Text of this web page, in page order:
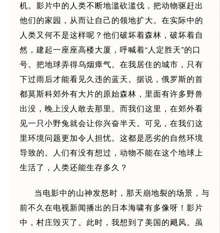
机。影片中的人类不断地滥砍滥伐，把动物驱赶出
他们的家园，从而让自己的领地扩大。在实际中的
人类又何不是这样呢？他们破坏着森林，破坏着自
然，建起一座座高楼大厦，呼喊着“人定胜天”的口
号。把地球弄得乌烟瘴气。在我居住的城市，只有
下过雨后才能看见久违的蓝天。据说，俄罗斯的首
都莫斯科郊外有大片的原始森林，里面有许多野兽
出没，晚上没人敢去那里。而我们这里，在郊外看
见一只小野兔就会让你兴奋半天。可见，在我们这
里环境问题更加令人担忧。这都是恶劣的自然环境
导致的。人们有没有想过，动物不能在这个地球上
生活了，人类还能生存多久？
当电影中的山神发怒时，那天崩地裂的场景，与
前不久在电视新闻播出的日本海啸有多像呀！影片
中，村庄毁灭了。此时，我想到了美国的飓风。虽